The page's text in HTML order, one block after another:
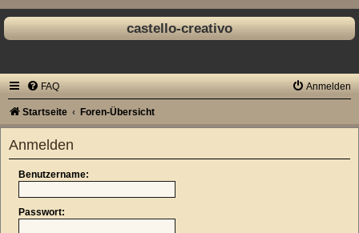
castello-creativo
FAQ Anmelden
Startseite Foren-Übersicht
Anmelden
Benutzername:
Passwort: